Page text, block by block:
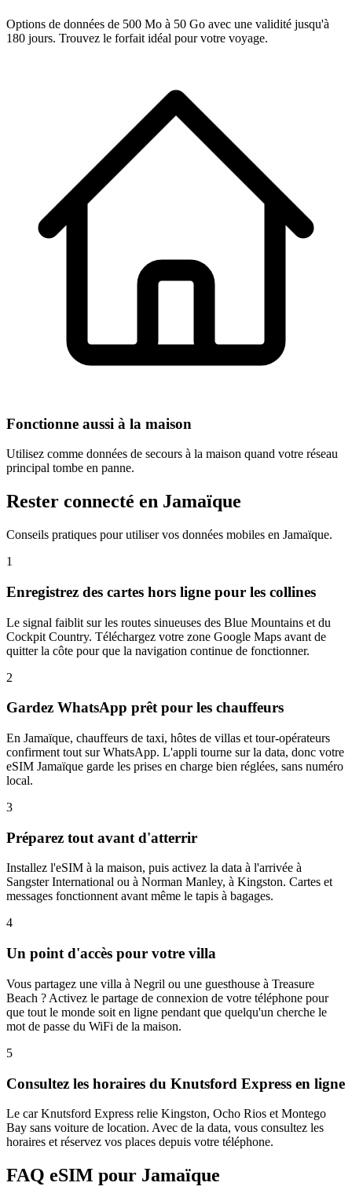
Options de données de 500 Mo à 50 Go avec une validité jusqu'à
180 jours. Trouvez le forfait idéal pour votre voyage.
Fonctionne aussi à la maison
Utilisez comme données de secours à la maison quand votre réseau
principal tombe en panne.
Rester connecté en Jamaïque
Conseils pratiques pour utiliser vos données mobiles en Jamaïque.
1
Enregistrez des cartes hors ligne pour les collines
Le signal faiblit sur les routes sinueuses des Blue Mountains et du
Cockpit Country. Téléchargez votre zone Google Maps avant de
quitter la côte pour que la navigation continue de fonctionner.
2
Gardez WhatsApp prêt pour les chauffeurs
En Jamaïque, chauffeurs de taxi, hôtes de villas et tour-opérateurs
confirment tout sur WhatsApp. L'appli tourne sur la data, donc votre
eSIM Jamaïque garde les prises en charge bien réglées, sans numéro
local.
3
Préparez tout avant d'atterrir
Installez l'eSIM à la maison, puis activez la data à l'arrivée à
Sangster International ou à Norman Manley, à Kingston. Cartes et
messages fonctionnent avant même le tapis à bagages.
4
Un point d'accès pour votre villa
Vous partagez une villa à Negril ou une guesthouse à Treasure
Beach ? Activez le partage de connexion de votre téléphone pour
que tout le monde soit en ligne pendant que quelqu'un cherche le
mot de passe du WiFi de la maison.
5
Consultez les horaires du Knutsford Express en ligne
Le car Knutsford Express relie Kingston, Ocho Rios et Montego
Bay sans voiture de location. Avec de la data, vous consultez les
horaires et réservez vos places depuis votre téléphone.
FAQ eSIM pour Jamaïque